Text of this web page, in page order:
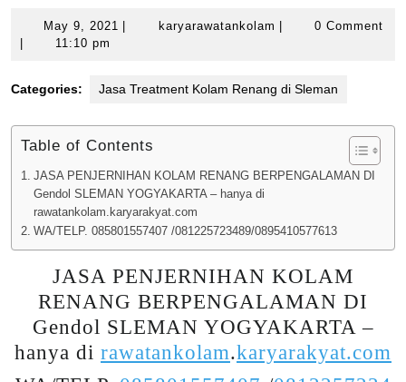
May 9, 2021 May
karyarawatankolam karyarawatankolam
0 Comment
11:10 pm
Categories: Jasa Treatment Kolam Renang di Sleman
Table of Contents
JASA PENJERNIHAN KOLAM RENANG BERPENGALAMAN DI
Gendol SLEMAN YOGYAKARTA – hanya di
rawatankolam.karyarakyat.com
WA/TELP. 085801557407 /081225723489/0895410577613
JASA PENJERNIHAN KOLAM
RENANG BERPENGALAMAN DI
Gendol SLEMAN YOGYAKARTA –
hanya di rawatankolam.karyarakyat.com